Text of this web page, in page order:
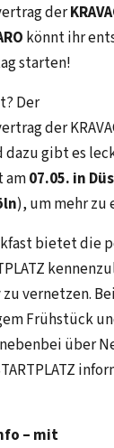
der
könnt ihr
starten!
Der
der
gibt es
am07.05. in
), um mehr zu
bietet die
vernetzen.
Frühstück
über
– mit